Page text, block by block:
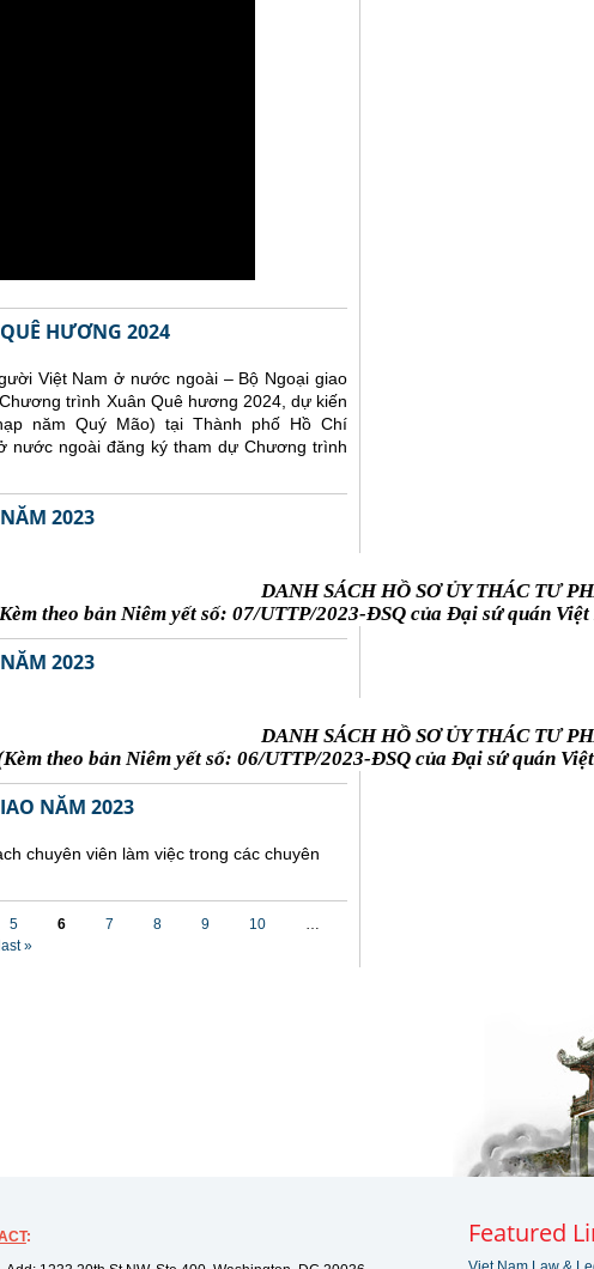
HƯƠNG 2024
Việt Nam ở nước ngoài – Bộ Ngoại giao
trình Xuân Quê hương 2024, dự kiến
năm Quý Mão) tại Thành phố Hồ Chí
nước ngoài đăng ký tham dự Chương trình
2023
DANH SÁCH HỒ SƠ ỦY THÁC TƯ
theo bản Niêm yết số: 07/UTTP/2023-ĐSQ của Đại sứ quán
2023
DANH SÁCH HỒ SƠ ỦY THÁC TƯ
theo bản Niêm yết số: 06/UTTP/2023-ĐSQ của Đại sứ quán
NĂM 2023
chuyên viên làm việc trong các chuyên
5 6 7 8 9 10
…
last »
:
Featured